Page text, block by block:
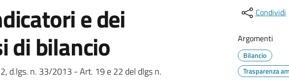
e dei
di bilancio
d.lgs. n. 33/2013 - Art. 19 e 22 del dlgs n.
Condividi
Argomenti
Bilancio
Trasparenza